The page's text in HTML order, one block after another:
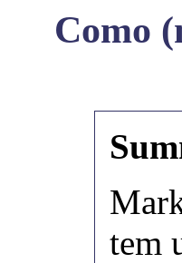
Como
tem